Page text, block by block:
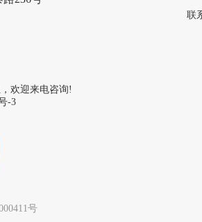
联
欢迎来电咨询!
-3
号